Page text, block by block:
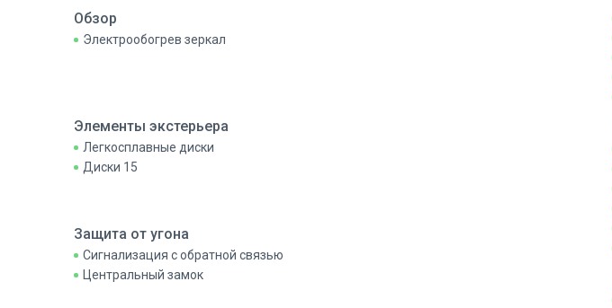
Обзор
Электрообогрев зеркал
Элементы экстерьера
Легкосплавные диски
Диски 15
Защита от угона
Сигнализация с обратной связью
Центральный замок